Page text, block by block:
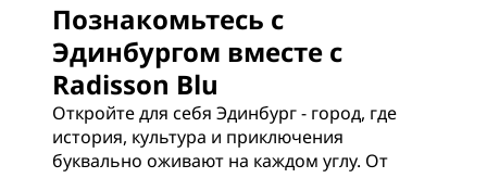
Познакомьтесь с
Эдинбургом вместе с
Radisson Blu
Откройте для себя Эдинбург - город, где
история, культура и приключения
буквально оживают на каждом углу. От